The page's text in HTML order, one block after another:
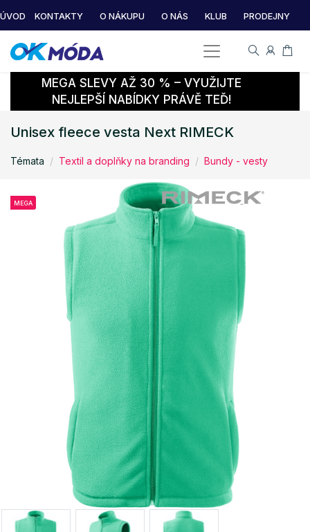
ÚVOD KONTAKTY O NÁKUPU O NÁS KLUB PRODEJNY
MEGA SLEVY AŽ 30 % – VYUŽIJTE
NEJLEPŠÍ NABÍDKY PRÁVĚ TEĎ!
Unisex fleece vesta Next RIMECK
Témata Textil a doplňky na branding Bundy - vesty
MEGA